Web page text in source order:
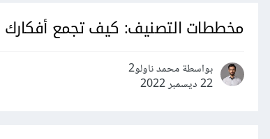
مخططات التصنيف: كيف تجمع
بواسطة محمد ناولو2
22 ديسمبر 2022